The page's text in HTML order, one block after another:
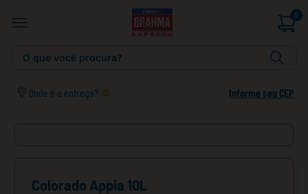
0
O que você procura?
Onde é a entrega? Informe seu CEP
Colorado Appia 10L